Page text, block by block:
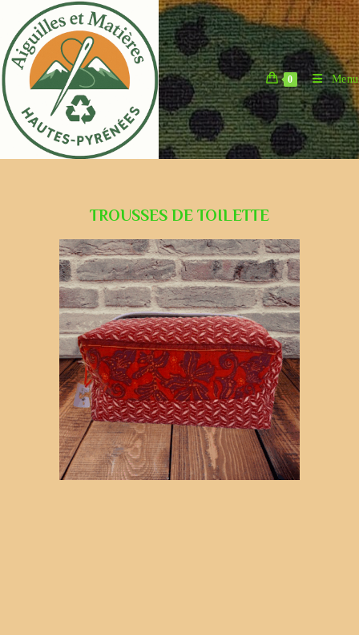
0 Menu
TROUSSES DE TOILETTE